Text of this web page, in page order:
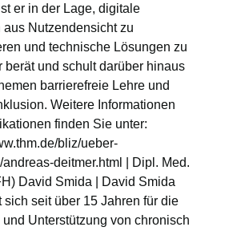
er in der Lage, digitale
aus Nutzendensicht zu
und technische Lösungen zu
berät und schult darüber hinaus
barrierefreie Lehre und
Weitere Informationen
finden Sie unter:
bliz/ueber-
andreas-deitmer.html | Dipl. Med.
David Smida | David Smida
sich seit über 15 Jahren für die
und Unterstützung von chronisch